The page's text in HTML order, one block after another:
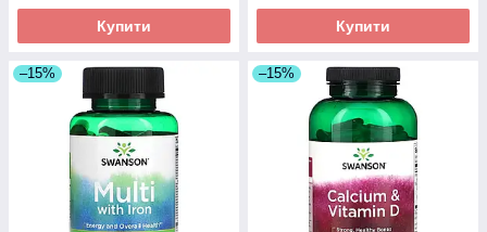
Купити Купити
–15% –15%